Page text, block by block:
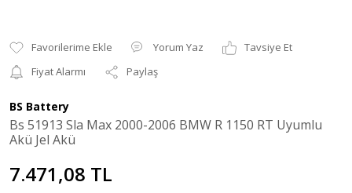
Yorum Yaz
Tavsiye Et
Fiyat Alarmı
Paylaş
BS Battery
Bs 51913 Sla Max 2000-2006 BMW R 1150 RT Uyumlu
Akü Jel Akü
7.471,08 TL